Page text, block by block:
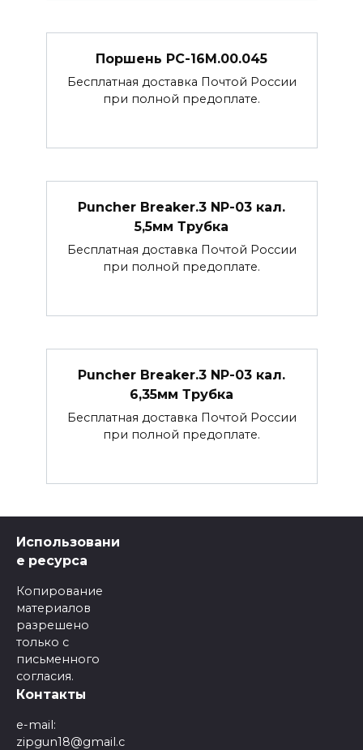
Поршень РС-16М.00.045
Бесплатная доставка Почтой России
при полной предоплате.
Puncher Breaker.3 NP-03 кал.
5,5мм Трубка
Бесплатная доставка Почтой России
при полной предоплате.
Puncher Breaker.3 NP-03 кал.
6,35мм Трубка
Бесплатная доставка Почтой России
при полной предоплате.
Использовани
е ресурса
Копирование
материалов
разрешено
только с
письменного
согласия.
Контакты
e-mail:
zipgun18@gmail.c